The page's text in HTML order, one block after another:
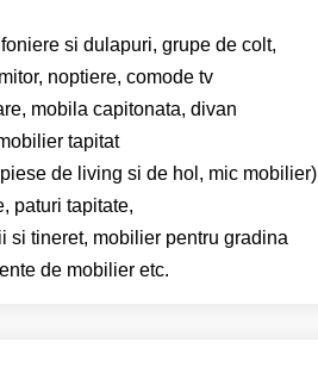
si dulapuri, grupe de colt,
noptiere, comode tv
mobila capitonata, divan
tapitat
de living si de hol, mic mobilier)
paturi tapitate,
si tineret, mobilier pentru gradina
de mobilier etc.